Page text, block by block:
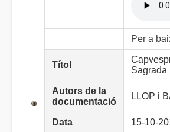
Per a
Títol
Sagrada
Autors de la
documentació
LLOP i
Data 15-10-